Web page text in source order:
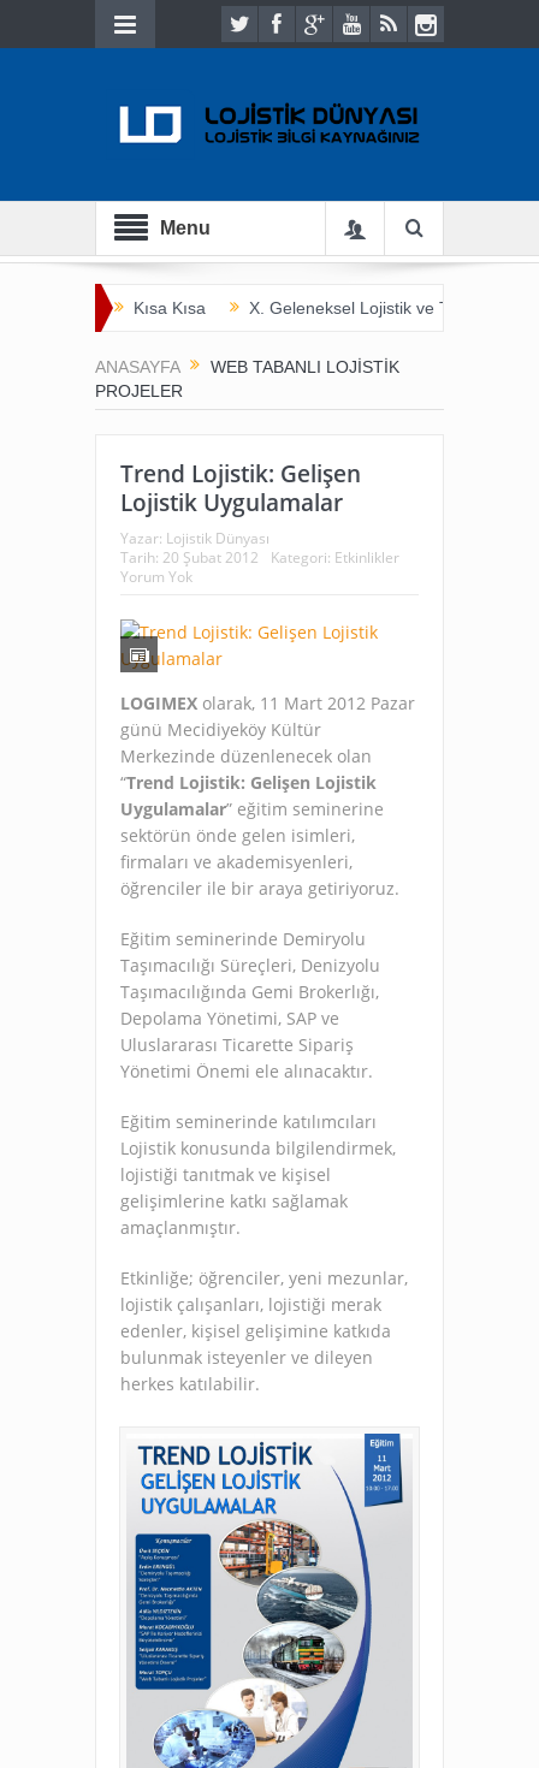
Menu
Kısa Kısa X. Geleneksel Lojistik ve Ticaret
Tarladan Çatala
ANASAYFA
WEB TABANLI LOJISTIK
PROJELER
Trend Lojistik: Gelişen
Lojistik Uygulamalar
Yazar: Lojistik Dünyası
Tarih: 20 Şubat 2012 Kategori: Etkinlikler
Yorum Yok
LOGIMEX olarak, 11 Mart 2012 Pazar
günü Mecidiyeköy Kültür
Merkezinde düzenlenecek olan
“Trend Lojistik: Gelişen Lojistik
Uygulamalar” eğitim seminerine
sektörün önde gelen isimleri,
firmaları ve akademisyenleri,
öğrenciler ile bir araya getiriyoruz.
Eğitim seminerinde Demiryolu
Taşımacılığı Süreçleri, Denizyolu
Taşımacılığında Gemi Brokerlığı,
Depolama Yönetimi, SAP ve
Uluslararası Ticarette Sipariş
Yönetimi Önemi ele alınacaktır.
Eğitim seminerinde katılımcıları
Lojistik konusunda bilgilendirmek,
lojistiği tanıtmak ve kişisel
gelişimlerine katkı sağlamak
amaçlanmıştır.
Etkinliğe; öğrenciler, yeni mezunlar,
lojistik çalışanları, lojistiği merak
edenler, kişisel gelişimine katkıda
bulunmak isteyenler ve dileyen
herkes katılabilir.